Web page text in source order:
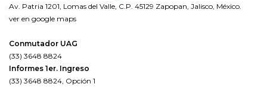
Av. Patria 1201, Lomas del Valle, C.P. 45129 Zapopan, Jalisco, México.
ver en google maps
Conmutador UAG
(33) 3648 8824
Informes 1er. Ingreso
(33) 3648 8824, Opción 1